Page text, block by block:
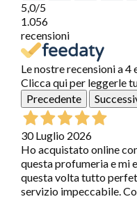
5,0/5
1.056
recensioni
Le nostre recensioni a 4
Clicca qui per leggerle
Precedente
30 Luglio 2026
Ho acquistato online
questa profumeria e mi
questa volta tutto
servizio impeccabile.